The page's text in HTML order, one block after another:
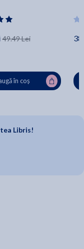
49.49 Lei
în coș
Libris!